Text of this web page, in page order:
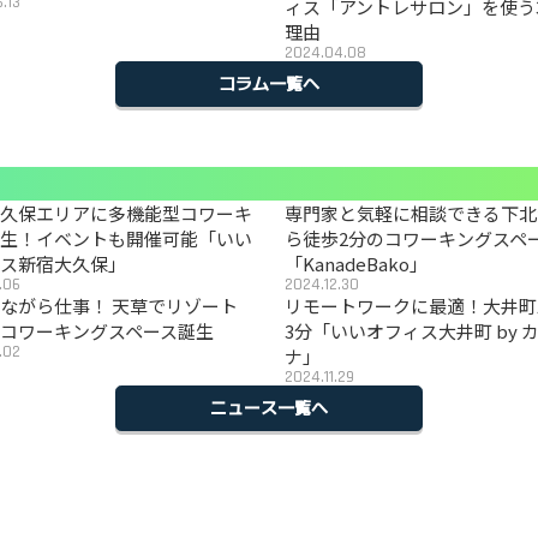
ィス「アントレサロン」を使
理由
2024.04.08
コラム一覧へ
保エリアに多機能型コワーキ
！イベントも開催可能「いい
新宿大久保」
専門家と気軽に相談できる下
ら徒歩2分のコワーキングスペ
「KanadeBako」
2024.12.30
がら仕事！ 天草でリゾート
ワーキングスペース誕生
リモートワークに最適！大井
3分「いいオフィス大井町 by
ナ」
2024.11.29
ニュース一覧へ